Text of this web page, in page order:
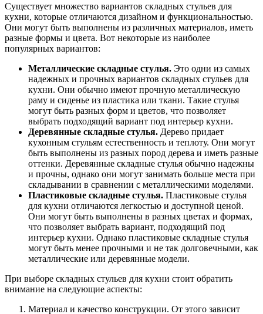
Существует множество вариантов складных стульев для
кухни, которые отличаются дизайном и функциональностью.
Они могут быть выполнены из различных материалов, иметь
разные формы и цвета. Вот некоторые из наиболее
популярных вариантов:
Металлические складные стулья. Это одни из самых
надежных и прочных вариантов складных стульев для
кухни. Они обычно имеют прочную металлическую
раму и сиденье из пластика или ткани. Такие стулья
могут быть разных форм и цветов, что позволяет
выбрать подходящий вариант под интерьер кухни.
Деревянные складные стулья. Дерево придает
кухонным стульям естественность и теплоту. Они могут
быть выполнены из разных пород дерева и иметь разные
оттенки. Деревянные складные стулья обычно надежны
и прочны, однако они могут занимать больше места при
складывании в сравнении с металлическими моделями.
Пластиковые складные стулья. Пластиковые стулья
для кухни отличаются легкостью и доступной ценой.
Они могут быть выполнены в разных цветах и формах,
что позволяет выбрать вариант, подходящий под
интерьер кухни. Однако пластиковые складные стулья
могут быть менее прочными и не так долговечными, как
металлические или деревянные модели.
При выборе складных стульев для кухни стоит обратить
внимание на следующие аспекты:
Материал и качество конструкции. От этого зависит